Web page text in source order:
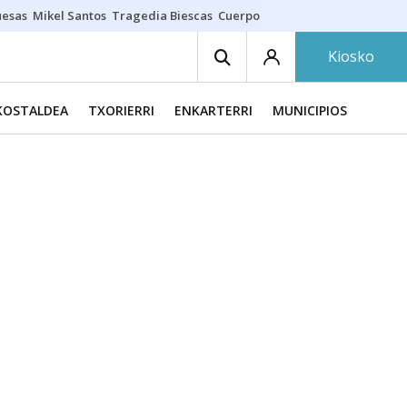
Mikel Santos Tragedia Biescas Cuerpo ría
Kiosko
TXORIERRI ENKARTERRI MUNICIPIOS